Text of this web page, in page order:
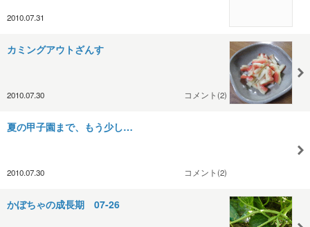
2010.07.31
カミングアウトざんす
2010.07.30 コメント(2)
夏の甲子園まで、もう少し…
2010.07.30 コメント(2)
かぼちゃの成長期 07-26